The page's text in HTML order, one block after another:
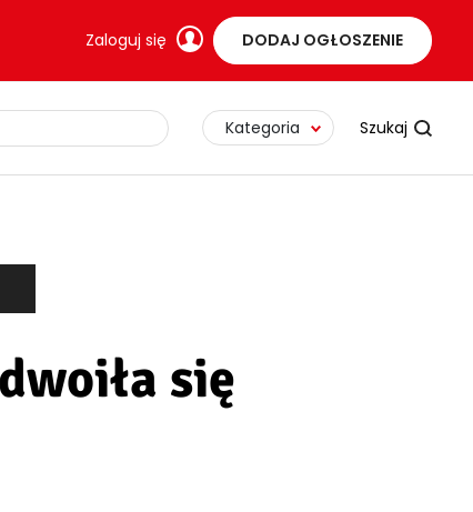
Zaloguj się DODAJ OGŁOSZENIE
Kategoria
się